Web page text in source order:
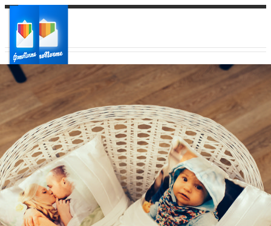
Ваш город:
Ваш регион доставки
Выберите из списка: